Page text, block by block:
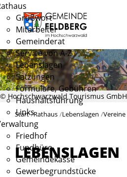
Grußwort
Mitarbeiter
Gemeinderat
Service von A-Z
Lebenslagen
Satzungen
Formulare, Gebühren
Haushaltsführung
Links
Friedhof
Fundbüro
Gemeindekasse
Gewerbegrundstücke
© Hochschwarzwald Tourismus GmbH
Start Rathaus Lebenslagen Vereine
LEBENSLAGEN